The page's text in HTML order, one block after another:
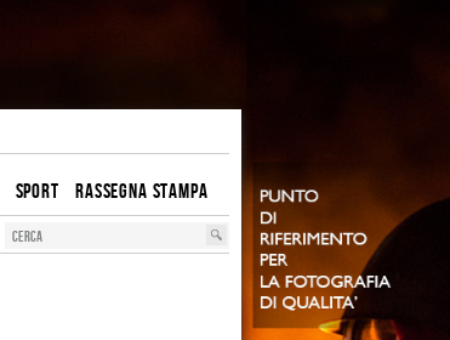
SPORT RASSEGNA STAMPA